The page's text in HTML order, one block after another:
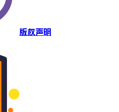
版权声明